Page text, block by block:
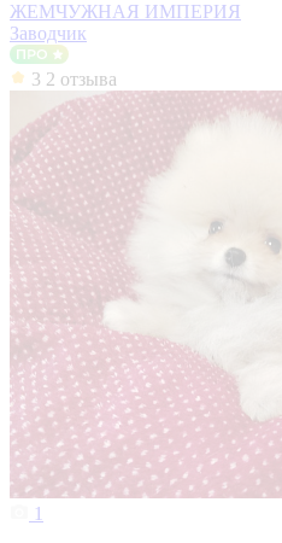
ЖЕМЧУЖНАЯ ИМПЕРИЯ
Заводчик
3 2 отзыва
1